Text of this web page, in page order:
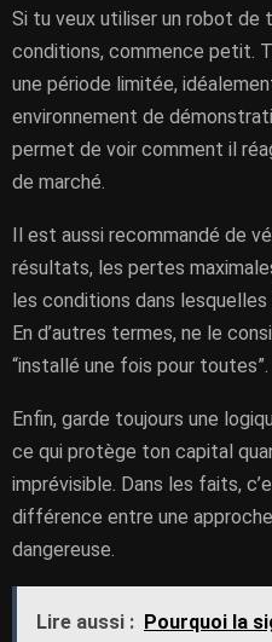
Si tu veux utiliser un robot de
conditions, commence petit.
une période limitée,
environnement de
permet de voir comment il
de marché.
Il est aussi recommandé de
résultats, les pertes
les conditions dans
En d’autres termes, ne le
“installé une fois pour toutes”.
Enfin, garde toujours une
ce qui protège ton capital
imprévisible. Dans les faits,
différence entre une
dangereuse.
Lire aussi : Pourquoi la